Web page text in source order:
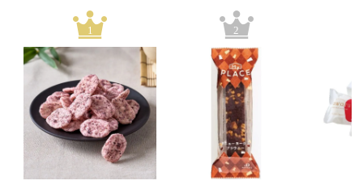
1 2